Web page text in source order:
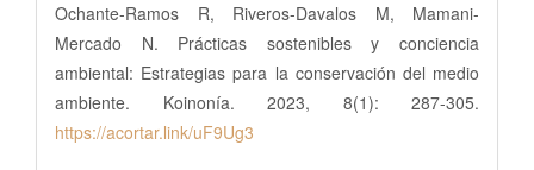
Ochante-Ramos R, Riveros-Davalos M, Mamani-
Mercado N. Prácticas sostenibles y conciencia
ambiental: Estrategias para la conservación del medio
ambiente. Koinonía. 2023, 8(1): 287-305.
https://acortar.link/uF9Ug3